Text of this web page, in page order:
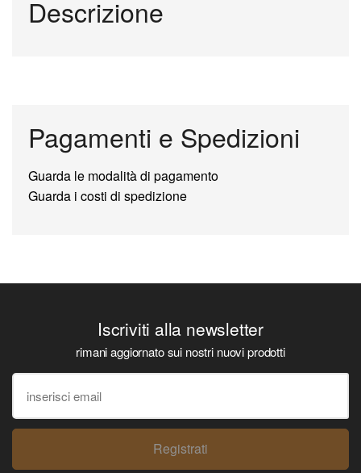
Descrizione
Pagamenti e Spedizioni
Guarda le modalità di pagamento
Guarda i costi di spedizione
Iscriviti alla newsletter
rimani aggiornato sui nostri nuovi prodotti
Registrati